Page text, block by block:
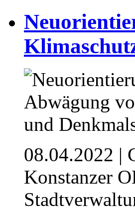
08.04.2022 |
Konstanzer